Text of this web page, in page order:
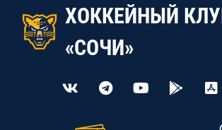
ХОККЕЙНЫЙ
«СОЧИ»